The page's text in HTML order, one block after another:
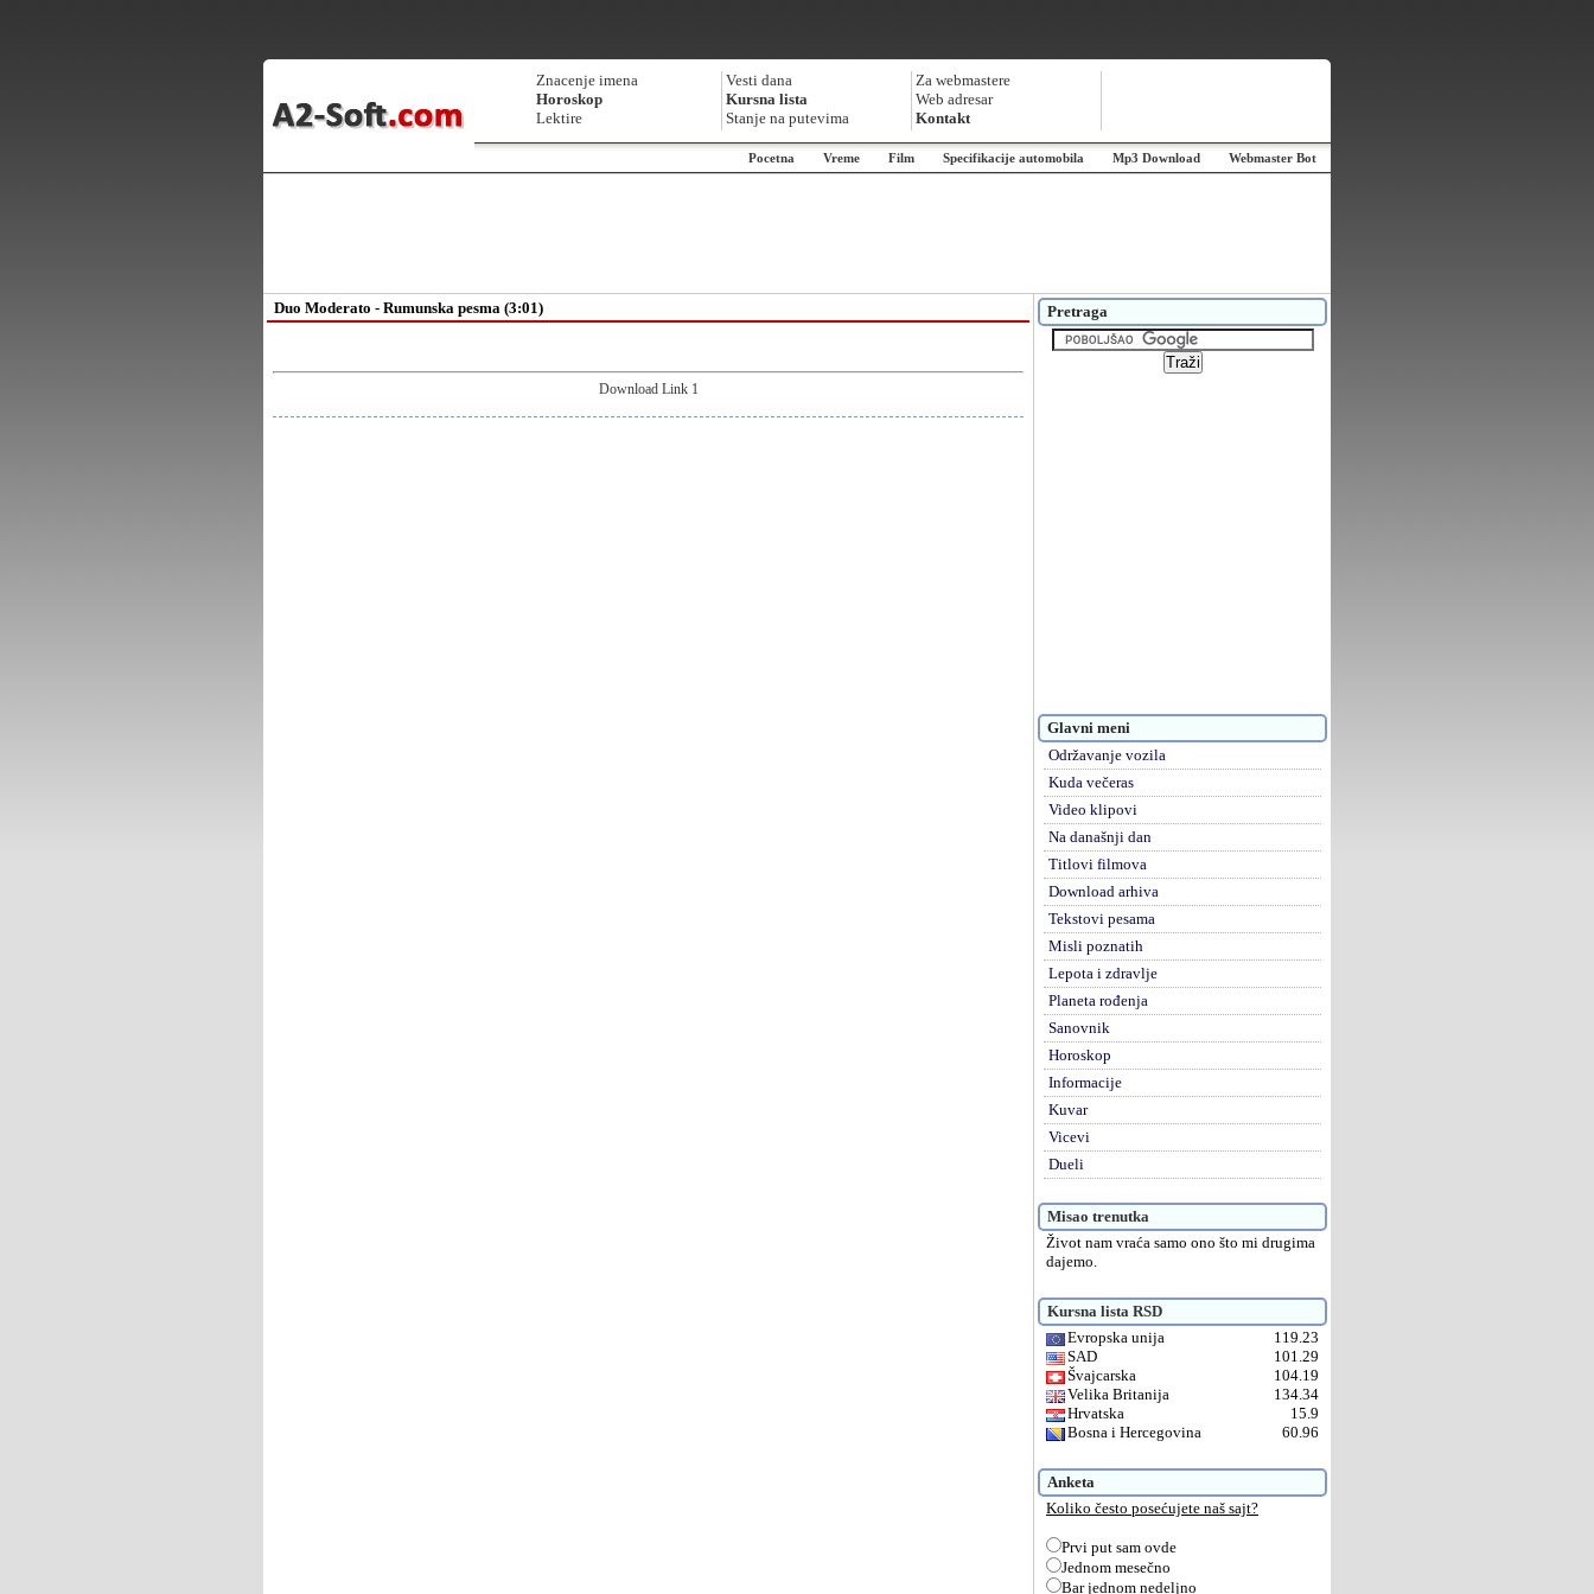
Znacenje imena
Horoskop
Lektire
Vesti dana
Kursna lista
Stanje na putevima
Za webmastere
Web adresar
Kontakt
Pocetna Vreme Film Specifikacije automobila Mp3 Download Webmaster Bot
Duo Moderato - Rumunska pesma (3:01)
Download Link 1
Pretraga
Glavni meni
Održavanje vozila
Kuda večeras
Video klipovi
Na današnji dan
Titlovi filmova
Download arhiva
Tekstovi pesama
Misli poznatih
Lepota i zdravlje
Planeta rođenja
Sanovnik
Horoskop
Informacije
Kuvar
Vicevi
Dueli
Misao trenutka
Život nam vraća samo ono što mi drugima
dajemo.
Kursna lista RSD
Evropska unija
119.23
SAD
101.29
Švajcarska
104.19
Velika Britanija
134.34
Hrvatska
15.9
Bosna i Hercegovina
60.96
Anketa
Koliko često posećujete naš sajt?
Prvi put sam ovde
Jednom mesečno
Bar jednom nedeljno